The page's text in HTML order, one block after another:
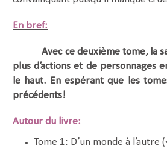
En bref:
Avec ce deuxième tome, la
plus d’actions et de personnages
le haut. En espérant que les
précédents!
Autour du livre:
Tome 1: D’un monde à